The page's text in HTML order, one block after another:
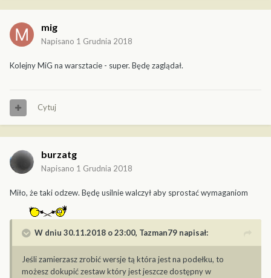
mig
Napisano 1 Grudnia 2018
Kolejny MiG na warsztacie - super. Będę zaglądał.
Cytuj
burzatg
Napisano 1 Grudnia 2018
Miło, że taki odzew. Będę usilnie walczył aby sprostać wymaganiom
W dniu 30.11.2018 o 23:00, Tazman79 napisał:
Jeśli zamierzasz zrobić wersje tą która jest na podełku, to
możesz dokupić zestaw który jest jeszcze dostępny w